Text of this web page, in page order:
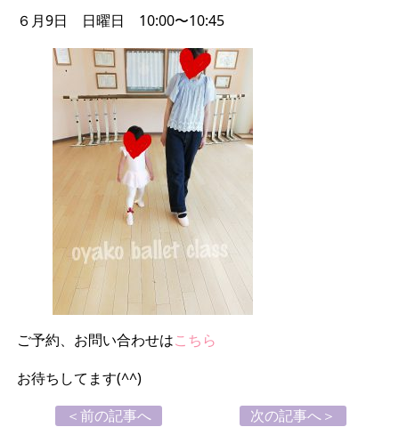
６月9日 日曜日 10:00〜10:45
ご予約、お問い合わせはこちら
お待ちしてます(^^)
＜前の記事へ
次の記事へ＞